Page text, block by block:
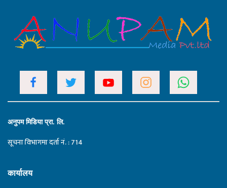
अनुपम मिडिया प्रा. लि.
सूचना विभागमा दर्ता नं. : 714
कार्यालय